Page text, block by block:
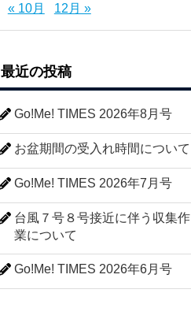
« 10月
12月 »
最近の投稿
Go!Me! TIMES 2026年8月号
お盆期間の受入れ時間について
Go!Me! TIMES 2026年7月号
台風７号８号接近に伴う収集作
業について
Go!Me! TIMES 2026年6月号